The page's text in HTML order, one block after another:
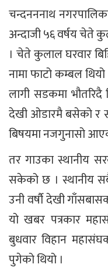
चन्दनननाथ
अन्दाजी ५६ वर्षय चेते
। चेते कुलाल घरवार
नामा फाटो कम्बल
लागी सडकमा
देखी ओडारमै बसेको र
बिषयमा नजगुनासो
तर गाउका स्थानीय
सकेको छ । स्थानीय
उनी वर्षौ देखी
यो खबर पत्रकार
बुधवार विहान
पुगेको थियो ।